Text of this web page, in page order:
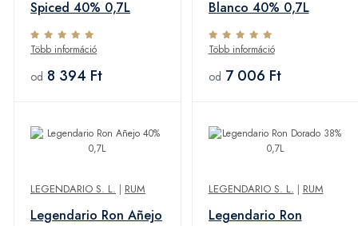
Spiced 40% 0,7L
Több információ
od 8 394 Ft
Blanco 40% 0,7L
Több információ
od 7 006 Ft
LEGENDARIO S. L. | RUM
Legendario Ron Añejo
LEGENDARIO S. L. | RUM
Legendario Ron